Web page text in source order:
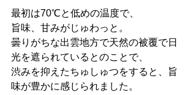
最初は70℃と低めの温度で、
旨味、甘みがじゅわっと。
曇りがちな出雲地方で天然の被覆で日
光を遮られているとのことで、
渋みを抑えたちゅしゅつをすると、旨
味が豊かに感じられました。